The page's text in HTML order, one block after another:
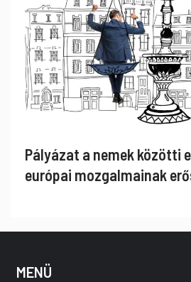
Pályázat a nemek közötti
európai mozgalmainak
MENÜ